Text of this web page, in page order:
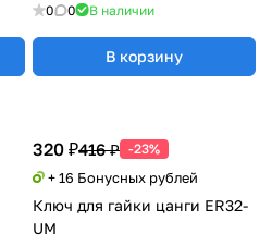
0 0 В наличии
В корзину
320 ₽416 ₽ -23%
+ 16 Бонусных рублей
Ключ для гайки цанги ER32-
UM